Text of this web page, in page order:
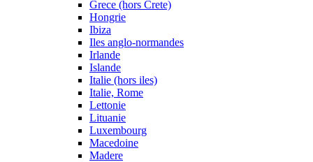
Grece (hors Crete)
Hongrie
Ibiza
Iles anglo-normandes
Irlande
Islande
Italie (hors iles)
Italie, Rome
Lettonie
Lituanie
Luxembourg
Macedoine
Madere